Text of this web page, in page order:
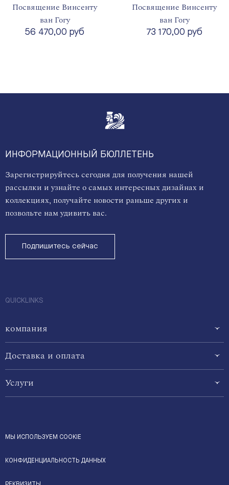
Посвящение Винсенту
ван Гогу
56 470,00 руб
Посвящение Винсенту
ван Гогу
73 170,00 руб
ИНФОРМАЦИОННЫЙ БЮЛЛЕТЕНЬ
Зарегистрируйтесь сегодня для получения нашей
рассылки и узнайте о самых интересных дизайнах и
коллекциях, получайте новости раньше других и
позвольте нам удивить вас.
Подпишитесь сейчас
QUICKLINKS
компания
Доставка и оплата
Услуги
МЫ ИСПОЛЬЗУЕМ COOKIE
КОНФИДЕНЦИАЛЬНОСТЬ ДАННЫХ